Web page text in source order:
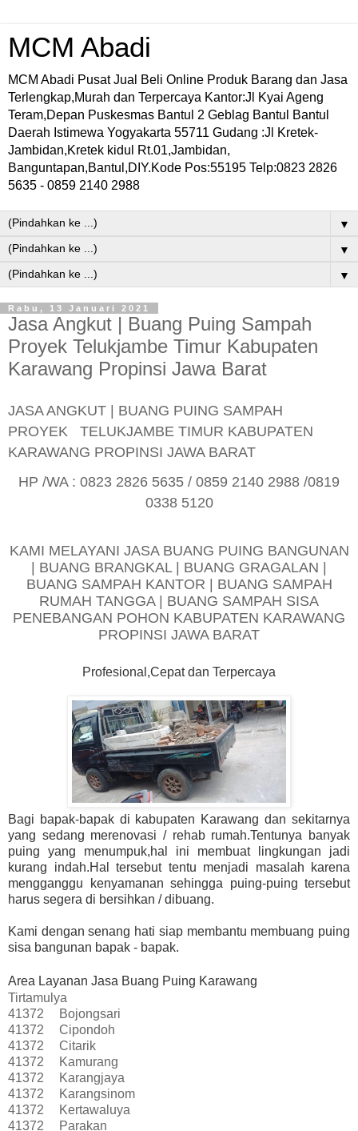
MCM Abadi
MCM Abadi Pusat Jual Beli Online Produk Barang dan Jasa
Terlengkap,Murah dan Terpercaya Kantor:Jl Kyai Ageng
Teram,Depan Puskesmas Bantul 2 Geblag Bantul Bantul
Daerah Istimewa Yogyakarta 55711 Gudang :Jl Kretek-
Jambidan,Kretek kidul Rt.01,Jambidan,
Banguntapan,Bantul,DIY.Kode Pos:55195 Telp:0823 2826
5635 - 0859 2140 2988
▼
▼
▼
Rabu, 13 Januari 2021
Jasa Angkut | Buang Puing Sampah
Proyek Telukjambe Timur Kabupaten
Karawang Propinsi Jawa Barat
JASA ANGKUT | BUANG PUING SAMPAH
PROYEK TELUKJAMBE TIMUR KABUPATEN
KARAWANG PROPINSI JAWA BARAT
HP /WA : 0823 2826 5635 / 0859 2140 2988 /0819
0338 5120
KAMI MELAYANI JASA BUANG PUING BANGUNAN
| BUANG BRANGKAL | BUANG GRAGALAN |
BUANG SAMPAH KANTOR | BUANG SAMPAH
RUMAH TANGGA | BUANG SAMPAH SISA
PENEBANGAN POHON KABUPATEN KARAWANG
PROPINSI JAWA BARAT
Profesional,Cepat dan Terpercaya
Bagi bapak-bapak di kabupaten Karawang dan sekitarnya
yang sedang merenovasi / rehab rumah.Tentunya banyak
puing yang menumpuk,hal ini membuat lingkungan jadi
kurang indah.Hal tersebut tentu menjadi masalah karena
mengganggu kenyamanan sehingga puing-puing tersebut
harus segera di bersihkan / dibuang.
Kami dengan senang hati siap membantu membuang puing
sisa bangunan bapak - bapak.
Area Layanan Jasa Buang Puing Karawang
Tirtamulya
41372
Bojongsari
41372
Cipondoh
41372
Citarik
41372
Kamurang
41372
Karangjaya
41372
Karangsinom
41372
Kertawaluya
41372
Parakan